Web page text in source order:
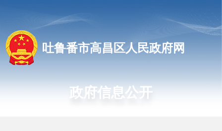
吐鲁番市高昌区人民政府网
政府信息公开